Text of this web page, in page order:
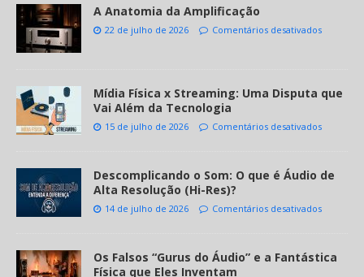
A Anatomia da Amplificação
22 de julho de 2026 Comentários desativados
Mídia Física x Streaming: Uma Disputa que
Vai Além da Tecnologia
15 de julho de 2026 Comentários desativados
Descomplicando o Som: O que é Áudio de
Alta Resolução (Hi-Res)?
14 de julho de 2026 Comentários desativados
Os Falsos “Gurus do Áudio” e a Fantástica
Física que Eles Inventam